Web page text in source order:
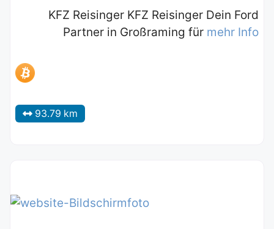
KFZ Reisinger KFZ Reisinger Dein Ford
Partner in Großraming für mehr Info
93.79 km